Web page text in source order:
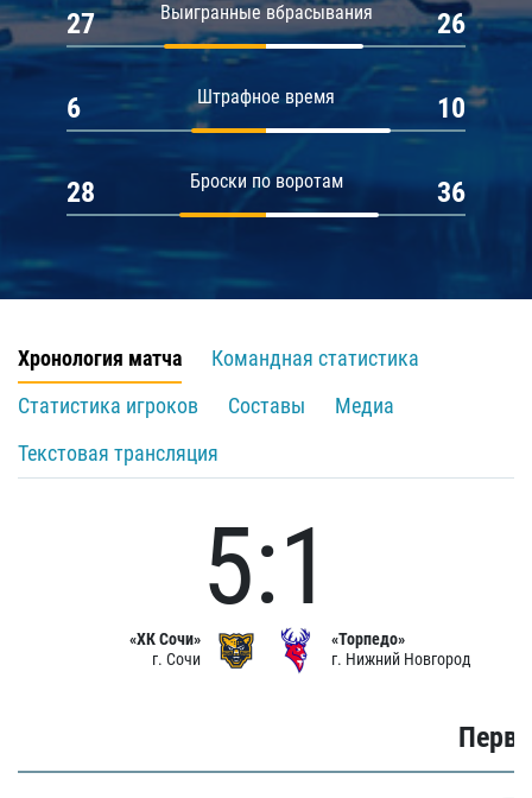
Выигранные вбрасывания
27 26
Штрафное время
6 10
Броски по воротам
28 36
Хронология матча
Командная статистика
Статистика игроков
Составы
Медиа
Текстовая трансляция
«ХК Сочи»
г. Сочи
5:1
«Торпедо»
г. Нижний Новгород